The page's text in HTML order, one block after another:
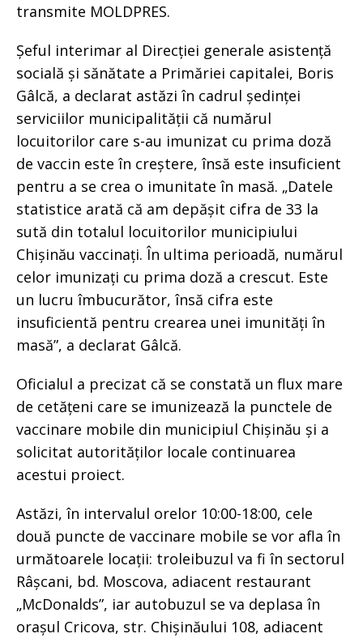
transmite MOLDPRES.
Șeful interimar al Direcției generale asistență
socială și sănătate a Primăriei capitalei, Boris
Gâlcă, a declarat astăzi în cadrul ședinței
serviciilor municipalității că numărul
locuitorilor care s-au imunizat cu prima doză
de vaccin este în creștere, însă este insuficient
pentru a se crea o imunitate în masă. „Datele
statistice arată că am depășit cifra de 33 la
sută din totalul locuitorilor municipiului
Chișinău vaccinați. În ultima perioadă, numărul
celor imunizați cu prima doză a crescut. Este
un lucru îmbucurător, însă cifra este
insuficientă pentru crearea unei imunități în
masă”, a declarat Gâlcă.
Oficialul a precizat că se constată un flux mare
de cetățeni care se imunizează la punctele de
vaccinare mobile din municipiul Chișinău și a
solicitat autorităților locale continuarea
acestui proiect.
Astăzi, în intervalul orelor 10:00-18:00, cele
două puncte de vaccinare mobile se vor afla în
următoarele locații: troleibuzul va fi în sectorul
Râșcani, bd. Moscova, adiacent restaurant
„McDonalds”, iar autobuzul se va deplasa în
orașul Cricova, str. Chișinăului 108, adiacent